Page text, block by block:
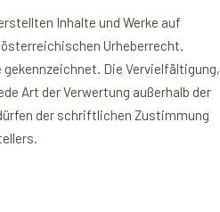
Inhalte und Werke auf
Urheberrecht.
Die Vervielfältigung,
Art der Verwertung außerhalb der
der schriftlichen Zustimmung